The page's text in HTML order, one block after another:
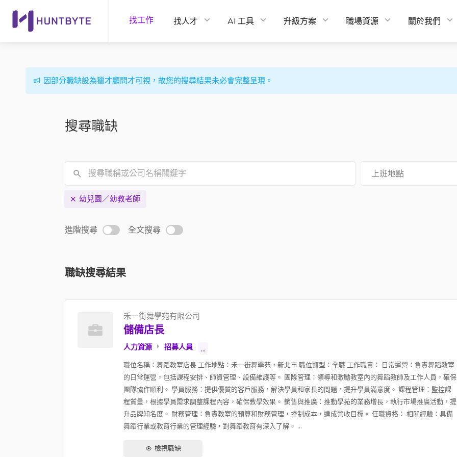
找工作 找人才 AI 工具 升級方案 職場資源 關於我們
因部分職缺設為獵才顧問才可視，故您的搜尋結果未必會完整呈現。
搜尋職缺
上班地點
幼兒園／幼教老師
進階搜尋 全文搜尋
職缺搜尋結果
禾一街舞學苑有限公司
儲備店長
人力資源 招募人員 ...
職位名稱：舞蹈教室店長 工作地點：禾一街舞學苑，新北市 職位類型：全職 工作職責： 日常運營：負責舞蹈教室
的日常運營，包括課程安排、師資管理、設備維護等。 團隊管理：領導和激勵教室內的舞蹈教師及工作人員，確保
團隊協作順利。 學員服務：提供優質的客戶服務，解決學員和家長的問題，提升學員滿意度。 課程管理：監控課
程質量，根據學員需求調整課程內容，確保教學效果。 銷售與推廣：推動學苑的業務增長，執行市場推廣活動，提
升品牌知名度。 財務管理：負責教室的預算和財務管理，控制成本，達成營收目標。 任職資格： 相關經驗：具備
舞蹈行業或教育行業的管理經驗，對舞蹈教育有深入了解。 ...
檢視職缺